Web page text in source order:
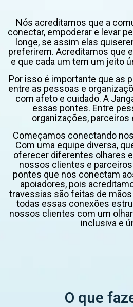
Nós acreditamos que a
conectar, empoderar e levar
longe, se assim elas
preferirem. Acreditamos que
e que cada um tem um jeito
Por isso é importante que as
entre as pessoas e
com afeto e cuidado. A
essas pontes. Entre
organizações, parceiros
Começamos conectando
Com uma equipe diversa,
oferecer diferentes olhares
nossos clientes e
pontes que nos conectam
apoiadores, pois
travessias são feitas de
todas essas conexões
nossos clientes com um
inclusiva e
O que